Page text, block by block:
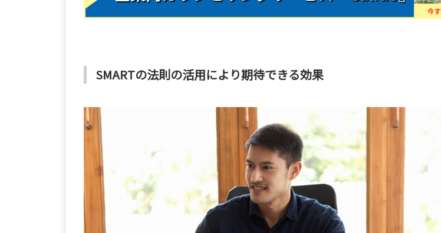
SMARTの法則の活用により期待できる効果